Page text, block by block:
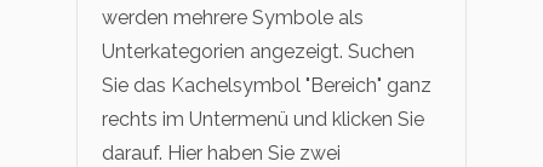
werden mehrere Symbole als
Unterkategorien angezeigt. Suchen
Sie das Kachelsymbol "Bereich" ganz
rechts im Untermenü und klicken Sie
darauf. Hier haben Sie zwei